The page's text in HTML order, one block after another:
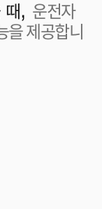
때, 운전자
을 제공합니